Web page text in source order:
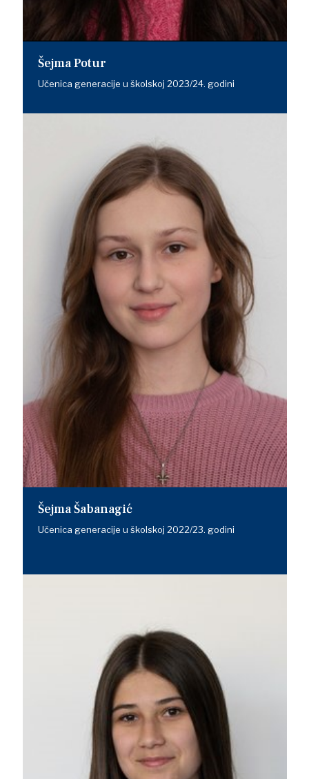
Šejma Potur
Učenica generacije u školskoj 2023/24. godini
Šejma Šabanagić
Učenica generacije u školskoj 2022/23. godini